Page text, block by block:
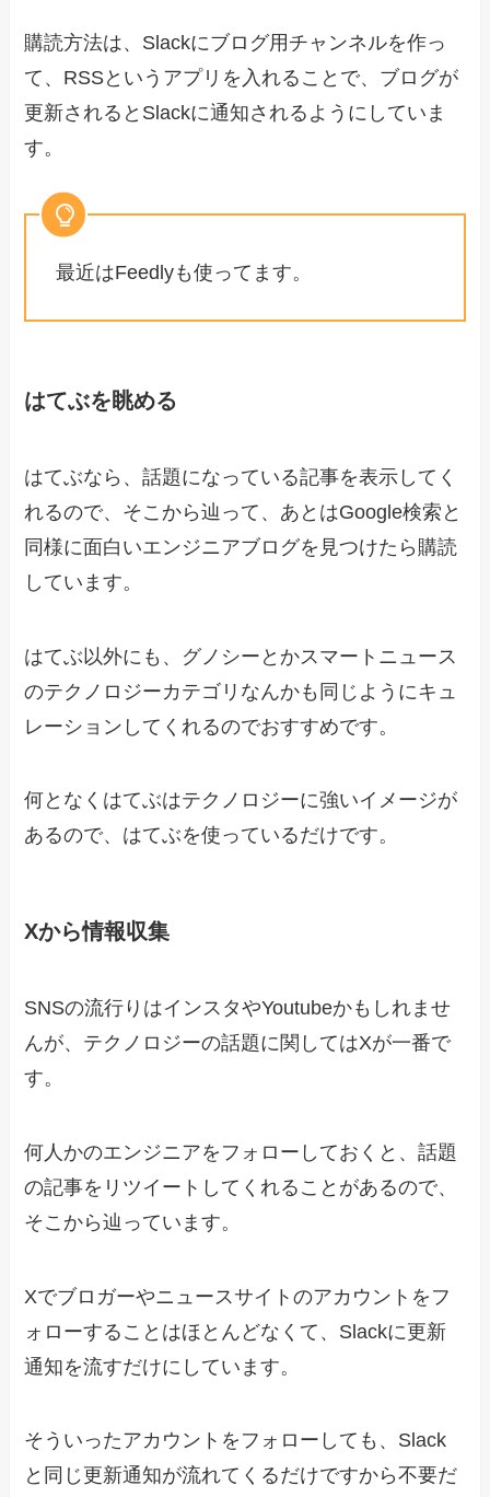
購読方法は、Slackにブログ用チャンネルを作っ
て、RSSというアプリを入れることで、ブログが
更新されるとSlackに通知されるようにしていま
す。
最近はFeedlyも使ってます。
はてぶを眺める
はてぶなら、話題になっている記事を表示してく
れるので、そこから辿って、あとはGoogle検索と
同様に面白いエンジニアブログを見つけたら購読
しています。
はてぶ以外にも、グノシーとかスマートニュース
のテクノロジーカテゴリなんかも同じようにキュ
レーションしてくれるのでおすすめです。
何となくはてぶはテクノロジーに強いイメージが
あるので、はてぶを使っているだけです。
Xから情報収集
SNSの流行りはインスタやYoutubeかもしれませ
んが、テクノロジーの話題に関してはXが一番で
す。
何人かのエンジニアをフォローしておくと、話題
の記事をリツイートしてくれることがあるので、
そこから辿っています。
Xでブロガーやニュースサイトのアカウントをフ
ォローすることはほとんどなくて、Slackに更新
通知を流すだけにしています。
そういったアカウントをフォローしても、Slack
と同じ更新通知が流れてくるだけですから不要だ